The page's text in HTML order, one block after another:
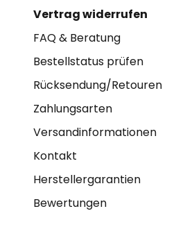
Vertrag widerrufen
FAQ & Beratung
Bestellstatus prüfen
Rücksendung/Retouren
Zahlungsarten
Versandinformationen
Kontakt
Herstellergarantien
Bewertungen